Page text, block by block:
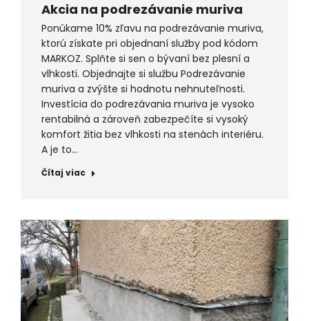
Akcia na podrezávanie muriva
Ponúkame 10% zľavu na podrezávanie muriva,
ktorú získate pri objednaní služby pod kódom
MARKOZ. Splňte si sen o bývaní bez plesní a
vlhkosti. Objednajte si službu Podrezávanie
muriva a zvýšte si hodnotu nehnuteľnosti.
Investícia do podrezávania muriva je vysoko
rentabilná a zároveň zabezpečíte si vysoký
komfort žitia bez vlhkosti na stenách interiéru.
A je to…
Čítaj viac